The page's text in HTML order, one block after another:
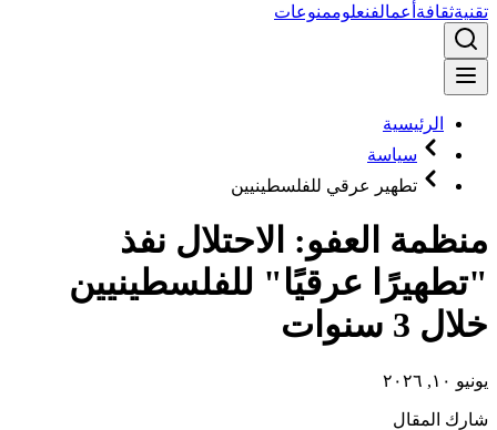
تقنيةثقافةأعمالفنعلوممنوعات
الرئيسية
سياسة
تطهير عرقي للفلسطينيين
منظمة العفو: الاحتلال نفذ
"تطهيرًا عرقيًا" للفلسطينيين
خلال 3 سنوات
يونيو ١٠, ٢٠٢٦
شارك المقال